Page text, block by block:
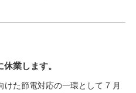
業します。
た節電対応の一環として 7 月